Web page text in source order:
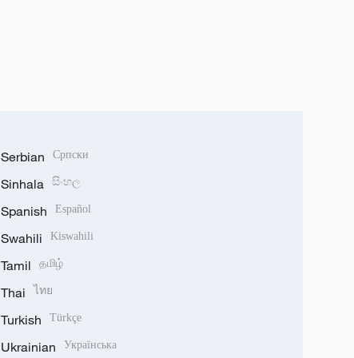
Serbian Српски
Sinhala සිංහල
Spanish Español
Swahili Kiswahili
Tamil தமிழ்
Thai ไทย
Turkish Türkçe
Ukrainian Українська